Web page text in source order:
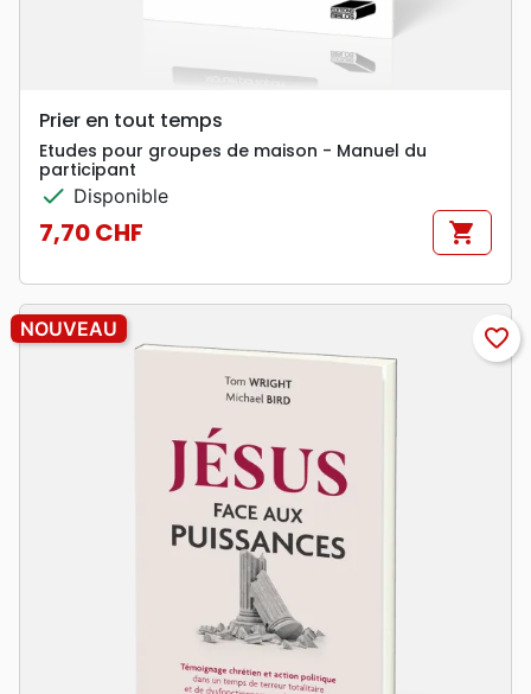
Prier en tout temps
Etudes pour groupes de maison - Manuel du
participant
check Disponible
Prix
7,70 CHF shopping_cart
NOUVEAU favorite_border